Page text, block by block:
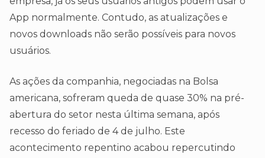
App normalmente. Contudo, as atualizações e
novos downloads não serão possíveis para novos
usuários.
As ações da companhia, negociadas na Bolsa
americana, sofreram queda de quase 30% na pré-
abertura do setor nesta última semana, após
recesso do feriado de 4 de julho. Este
acontecimento repentino acabou repercutindo